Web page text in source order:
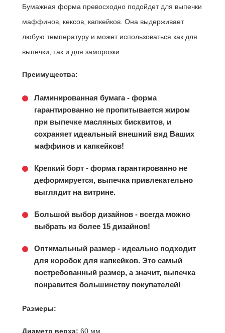
Бумажная форма превосходно подойдет для выпечки
маффинов, кексов, капкейков. Она выдерживает
любую температуру и может использоваться как для
выпечки, так и для заморозки.
Преимущества:
Ламинированная бумага - форма
гарантированно не пропитывается жиром
при выпечке масляных бисквитов, и
сохраняет идеальный внешний вид Ваших
маффинов и капкейков!
Крепкий борт - форма гарантированно не
деформируется, выпечка привлекательно
выглядит на витрине.
Большой выбор дизайнов - всегда можно
выбрать из более 15 дизайнов!
Оптимальный размер - идеально подходит
для коробок для капкейков. Это самый
востребованный размер, а значит, выпечка
понравится большинству покупателей!
Размеры:
Диаметр верха: 60 мм.